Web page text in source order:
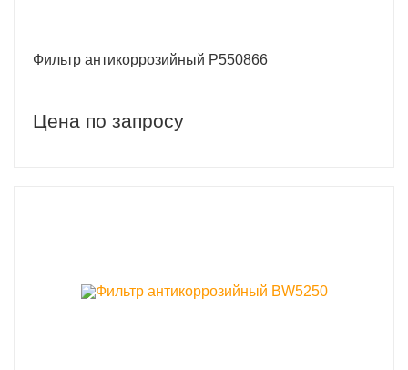
Фильтр антикоррозийный P550866
Цена по запросу